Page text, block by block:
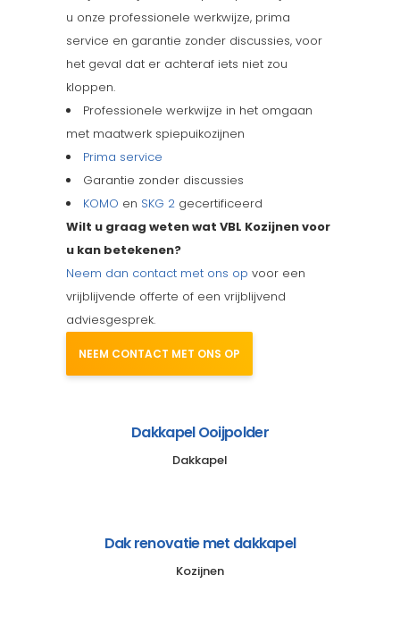
u onze professionele werkwijze, prima
service en garantie zonder discussies, voor
het geval dat er achteraf iets niet zou
kloppen.
Professionele werkwijze in het omgaan
met maatwerk spiepuikozijnen
Prima service
Garantie zonder discussies
KOMO en SKG 2 gecertificeerd
Wilt u graag weten wat VBL Kozijnen voor
u kan betekenen?
Neem dan contact met ons op voor een
vrijblijvende offerte of een vrijblijvend
adviesgesprek.
NEEM CONTACT MET ONS OP
Dakkapel Ooijpolder
Dakkapel
Dak renovatie met dakkapel
Kozijnen